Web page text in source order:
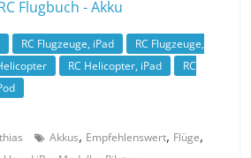
RC Flugzeuge, iPad
RC Flugzeuge,
RC Helicopter, iPad
RC
Akkus, Empfehlenswert, Flüge,